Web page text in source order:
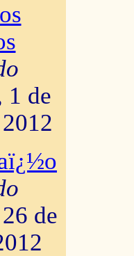
1 de
de